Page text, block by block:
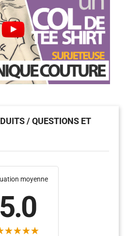
/ QUESTIONS ET
moyenne
5.0